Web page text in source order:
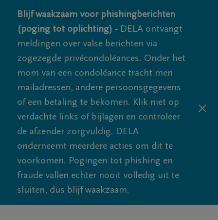
Blijf waakzaam voor phishingberichten
(poging tot oplichting) - DELA ontvangt
meldingen over valse berichten via
zogezegde privécondoléances. Onder het
mom van een condoléance tracht men
mailadressen, andere persoonsgegevens
of een betaling te bekomen. Klik niet op
verdachte links of bijlagen en controleer
de afzender zorgvuldig. DELA
onderneemt meerdere acties om dit te
voorkomen. Pogingen tot phishing en
fraude vallen echter nooit volledig uit te
sluiten, dus blijf waakzaam.